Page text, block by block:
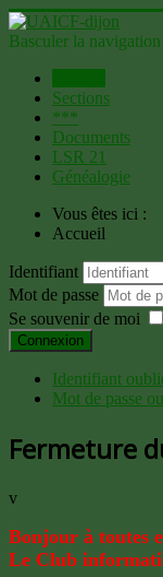
Basculer la navigation
Sections
***
Documents
LSR 21
Généalogie
Vous êtes ici :
Accueil
Identifiant
Mot de passe
Se souvenir de moi
Connexion
Identifiant
Mot de passe
Fermeture
v
Bonjour à toutes
Le Club